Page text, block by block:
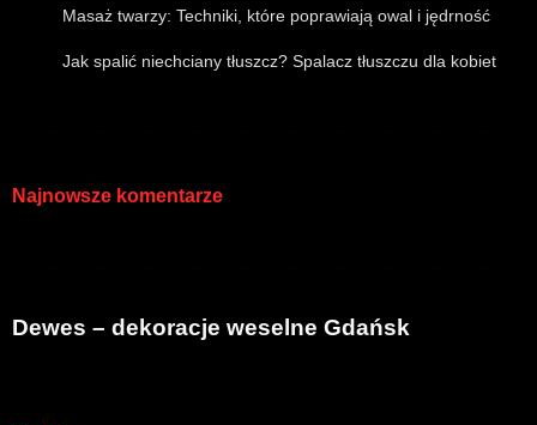
Masaż twarzy: Techniki, które poprawiają owal i jędrność
Jak spalić niechciany tłuszcz? Spalacz tłuszczu dla kobiet
Najnowsze komentarze
Dewes – dekoracje weselne Gdańsk